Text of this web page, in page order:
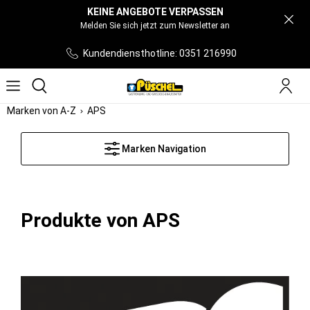
KEINE ANGEBOTE VERPASSEN
Melden Sie sich jetzt zum Newsletter an
Kundendiensthotline: 0351 216990
Marken von A-Z APS
Marken Navigation
Produkte von APS